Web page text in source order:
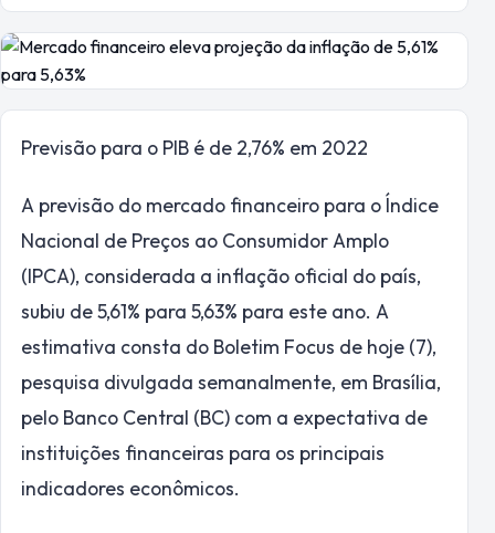
Previsão para o PIB é de 2,76% em 2022
A previsão do mercado financeiro para o Índice
Nacional de Preços ao Consumidor Amplo
(IPCA), considerada a inflação oficial do país,
subiu de 5,61% para 5,63% para este ano. A
estimativa consta do Boletim Focus de hoje (7),
pesquisa divulgada semanalmente, em Brasília,
pelo Banco Central (BC) com a expectativa de
instituições financeiras para os principais
indicadores econômicos.